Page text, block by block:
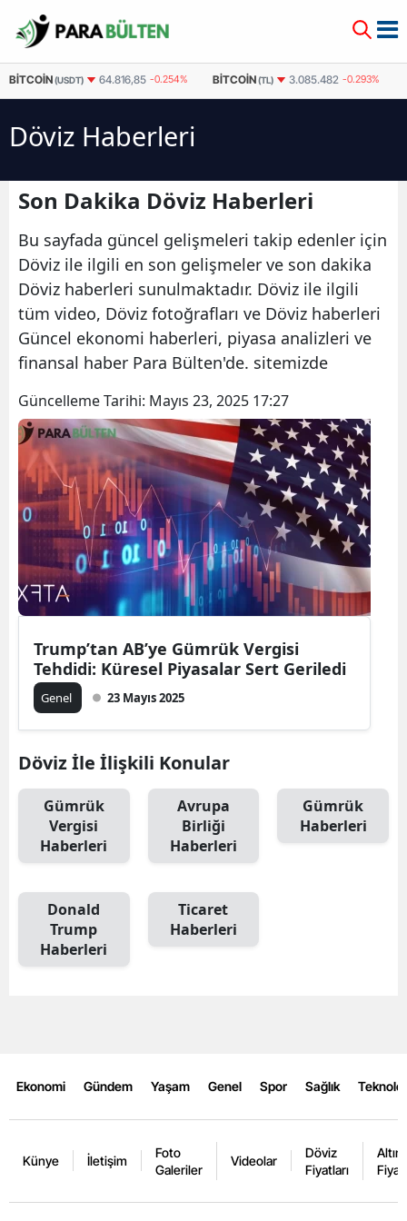
BITCOIN(USDT) 64.816,85 -0.254% BITCOIN(TL) 3.085.482 -0.293%
Döviz Haberleri
Son Dakika Döviz Haberleri
Bu sayfada güncel gelişmeleri takip edenler için
Döviz ile ilgili en son gelişmeler ve son dakika
Döviz haberleri sunulmaktadır. Döviz ile ilgili
tüm video, Döviz fotoğrafları ve Döviz haberleri
Güncel ekonomi haberleri, piyasa analizleri ve
finansal haber Para Bülten'de. sitemizde
Güncelleme Tarihi: Mayıs 23, 2025 17:27
Trump’tan AB’ye Gümrük Vergisi
Tehdidi: Küresel Piyasalar Sert Geriledi
Genel 23 Mayıs 2025
Döviz İle İlişkili Konular
Gümrük
Vergisi
Haberleri
Avrupa
Birliği
Haberleri
Gümrük
Haberleri
Donald
Trump
Haberleri
Ticaret
Haberleri
Ekonomi Gündem Yaşam Genel Spor Sağlık
Künye İletişim
Foto
Galeriler
Videolar
Döviz
Fiyatları
Altın